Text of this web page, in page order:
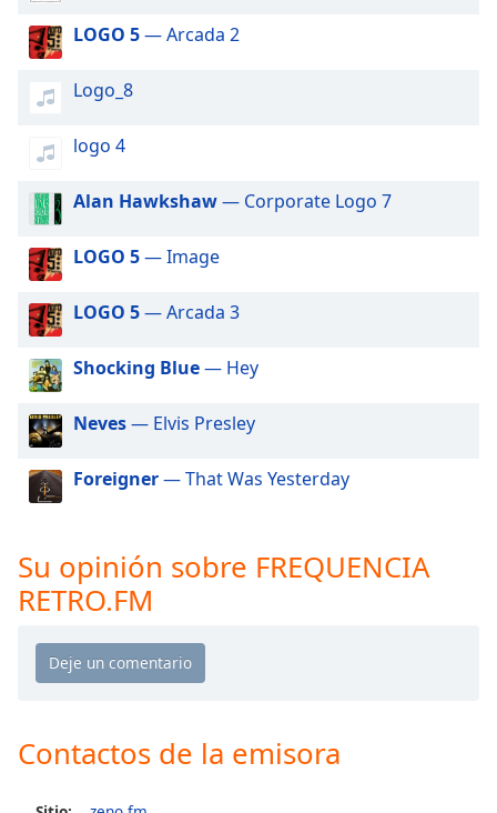
Track
Picture
modal
window.
Beginning
window.
Escape
cancel
and
close
Text
Opacity
Text
LOGO 5— Arcada 2
Logo_8
logo 4
Alan Hawkshaw— Corporate Logo 7
LOGO 5— Image
LOGO 5— Arcada 3
Shocking Blue— Hey
Neves— Elvis Presley
Foreigner— That Was Yesterday
Su opinión sobre FREQUENCIA
RETRO.FM
Contactos de la emisora